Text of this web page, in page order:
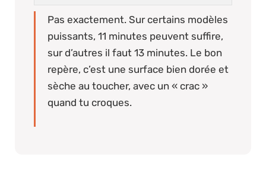
Pas exactement. Sur certains modèles
puissants, 11 minutes peuvent suffire,
sur d’autres il faut 13 minutes. Le bon
repère, c’est une surface bien dorée et
sèche au toucher, avec un « crac »
quand tu croques.